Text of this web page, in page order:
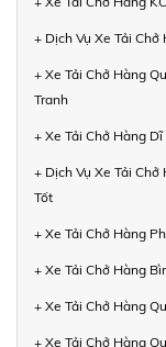
+ Dịch Vụ Xe Tải
+ Xe Tải Chở Hàng
Tranh
+ Xe Tải Chở Hàng
+ Dịch Vụ Xe Tải
Tốt
+ Xe Tải Chở Hàng
+ Xe Tải Chở Hàng
+ Xe Tải Chở Hàng
+ Xe Tải Chở Hàng